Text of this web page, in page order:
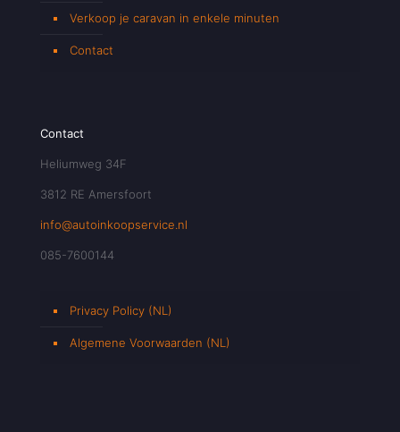
Verkoop je caravan in enkele minuten
Contact
Contact
Heliumweg 34F
3812 RE Amersfoort
info@autoinkoopservice.nl
085-7600144
Privacy Policy (NL)
Algemene Voorwaarden (NL)